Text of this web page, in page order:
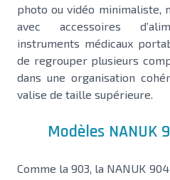
photo ou vidéo minimaliste,
avec accessoires
instruments médicaux
de regrouper plusieurs
dans une organisation
valise de taille supérieure.
Modèles NANUK
Comme la 903, la NANUK